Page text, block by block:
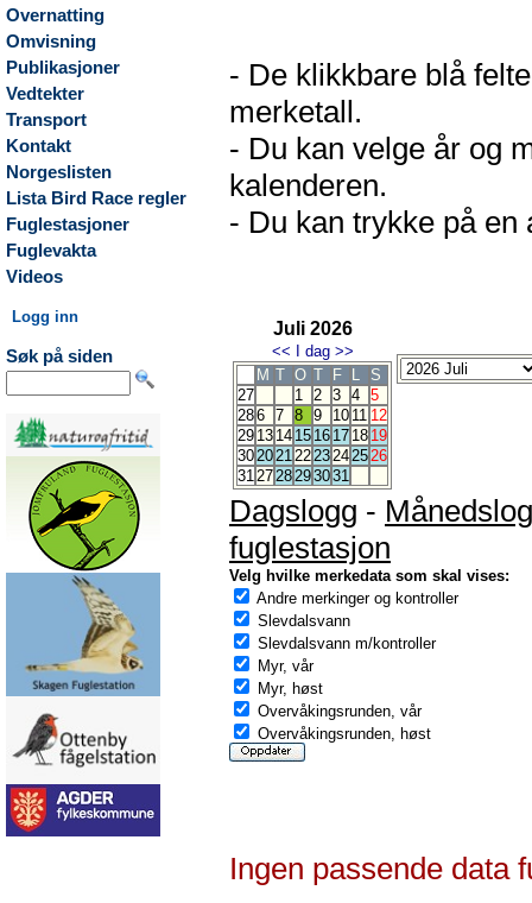
Overnatting
Omvisning
Publikasjoner
Vedtekter
Transport
Kontakt
Norgeslisten
Lista Bird Race regler
Fuglestasjoner
Fuglevakta
Videos
Logg inn
Søk på siden
- De klikkbare blå
merketall.
- Du kan velge år og
kalenderen.
- Du kan trykke på en
Juli 2026
<< I dag >>
M T O T F L
S
27
1 2 3 4 5
286 7 8 9 10 11 12
29 13 14 15 16 17 18 19
3020212223242526
312728293031
Dagslogg -
fuglestasjon
Velg hvilke merkedata som skal vises:
Andre merkinger og kontroller
Slevdalsvann
Slevdalsvann m/kontroller
Myr, vår
Myr, høst
Overvåkingsrunden, vår
Overvåkingsrunden, høst
Ingen passende data